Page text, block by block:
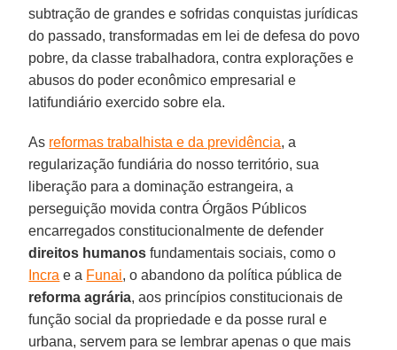
subtração de grandes e sofridas conquistas jurídicas
do passado, transformadas em lei de defesa do povo
pobre, da classe trabalhadora, contra explorações e
abusos do poder econômico empresarial e
latifundiário exercido sobre ela.
As reformas trabalhista e da previdência, a
regularização fundiária do nosso território, sua
liberação para a dominação estrangeira, a
perseguição movida contra Órgãos Públicos
encarregados constitucionalmente de defender
direitos humanos fundamentais sociais, como o
Incra e a Funai, o abandono da política pública de
reforma agrária, aos princípios constitucionais de
função social da propriedade e da posse rural e
urbana, servem para se lembrar apenas o que mais